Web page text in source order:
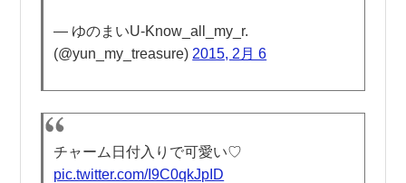
— ゆのまいU-Know_all_my_r.
(@yun_my_treasure) 2015, 2月 6
チャーム日付入りで可愛い♡
pic.twitter.com/I9C0qkJpID